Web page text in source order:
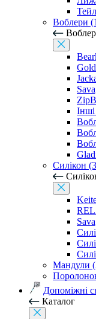
Воблери
Силікон
Мандули
Допоміжні
Каталог